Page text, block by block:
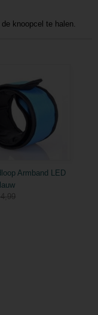
knoopcel te halen.
Armband LED